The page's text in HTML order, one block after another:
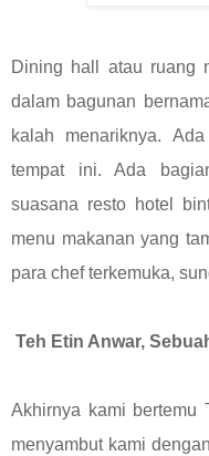
Dining hall atau ruang
dalam bagunan
kalah menariknya.
tempat ini. Ada
suasana resto hotel
menu makanan yang
para chef terkemuka,
Teh Etin Anwar,
Akhirnya kami bertemu
menyambut kami